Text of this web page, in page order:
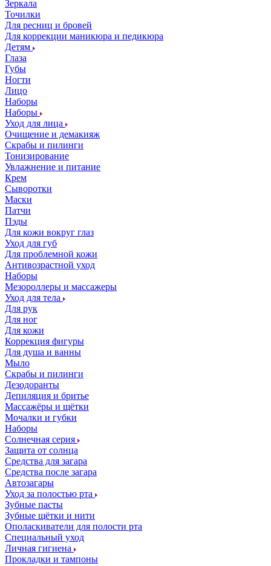
Зеркала
Точилки
Для ресниц и бровей
Для коррекции маникюра и педикюра
Детям
Глаза
Губы
Ногти
Лицо
Наборы
Наборы
Уход для лица
Очищение и демакияж
Скрабы и пилинги
Тонизирование
Увлажнение и питание
Крем
Сыворотки
Маски
Патчи
Пэды
Для кожи вокруг глаз
Уход для губ
Для проблемной кожи
Антивозрастной уход
Наборы
Мезороллеры и массажеры
Уход для тела
Для рук
Для ног
Для кожи
Коррекция фигуры
Для душа и ванны
Мыло
Скрабы и пилинги
Дезодоранты
Депиляция и бритье
Массажёры и щётки
Мочалки и губки
Наборы
Солнечная серия
Защита от солнца
Средства для загара
Средства после загара
Автозагары
Уход за полостью рта
Зубные пасты
Зубные щётки и нити
Ополаскиватели для полости рта
Специальный уход
Личная гигиена
Прокладки и тампоны